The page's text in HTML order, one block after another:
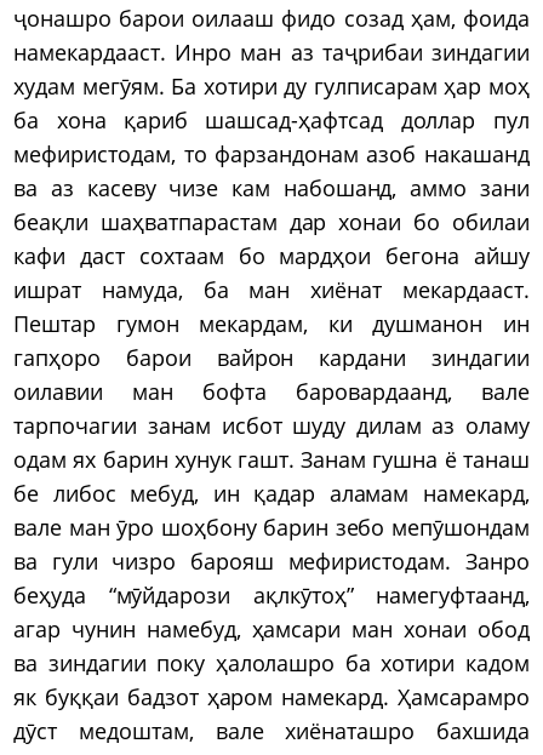
ҷонашро барои оилааш фидо созад ҳам, фоида
намекардааст. Инро ман аз таҷрибаи зиндагии
худам мегӯям. Ба хотири ду гулписарам ҳар моҳ
ба хона қариб шашсад-ҳафтсад доллар пул
мефиристодам, то фарзандонам азоб накашанд
ва аз касеву чизе кам набошанд, аммо зани
беақли шаҳватпарастам дар хонаи бо обилаи
кафи даст сохтаам бо мардҳои бегона айшу
ишрат намуда, ба ман хиёнат мекардааст.
Пештар гумон мекардам, ки душманон ин
гапҳоро барои вайрон кардани зиндагии
оилавии ман бофта баровардаанд, вале
тарпочагии занам исбот шуду дилам аз оламу
одам ях барин хунук гашт. Занам гушна ё танаш
бе либос мебуд, ин қадар аламам намекард,
вале ман ӯро шоҳбону барин зебо мепӯшондам
ва гули чизро барояш мефиристодам. Занро
беҳуда “мӯйдарози ақлкӯтоҳ” намегуфтаанд,
агар чунин намебуд, ҳамсари ман хонаи обод
ва зиндагии поку ҳалолашро ба хотири кадом
як буққаи бадзот ҳаром намекард. Ҳамсарамро
дӯст медоштам, вале хиёнаташро бахшида